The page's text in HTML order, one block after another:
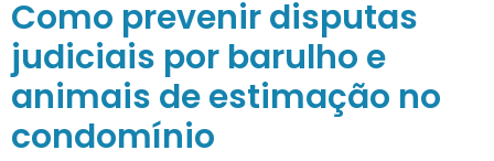
Como prevenir disputas
judiciais por barulho e
animais de estimação no
condomínio